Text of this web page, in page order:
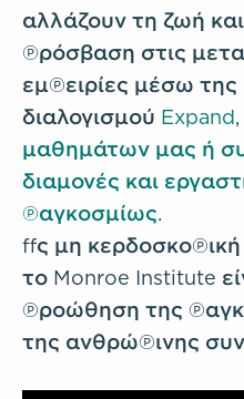
αλλάζουν τη ζωή
πρόσβαση στις
εμπειρίες μέσω
διαλογισμού Expand
μαθημάτων μας ή
διαμονές και
παγκοσμίως.
Ως μη
το Monroe Institute
προώθηση της
της ανθρώπινης